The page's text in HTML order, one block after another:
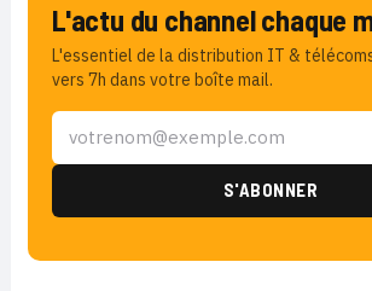
L'actu du channel chaque
L'essentiel de la distribution IT &
vers 7h dans votre boîte mail.